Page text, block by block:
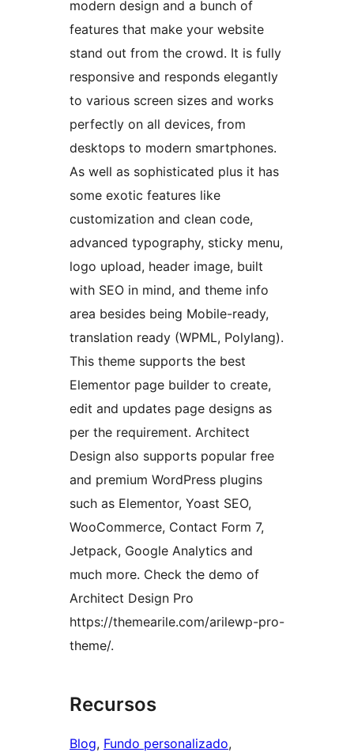
modern design and a bunch of
features that make your website
stand out from the crowd. It is fully
responsive and responds elegantly
to various screen sizes and works
perfectly on all devices, from
desktops to modern smartphones.
As well as sophisticated plus it has
some exotic features like
customization and clean code,
advanced typography, sticky menu,
logo upload, header image, built
with SEO in mind, and theme info
area besides being Mobile-ready,
translation ready (WPML, Polylang).
This theme supports the best
Elementor page builder to create,
edit and updates page designs as
per the requirement. Architect
Design also supports popular free
and premium WordPress plugins
such as Elementor, Yoast SEO,
WooCommerce, Contact Form 7,
Jetpack, Google Analytics and
much more. Check the demo of
Architect Design Pro
https://themearile.com/arilewp-pro-
theme/.
Recursos
Blog, Fundo personalizado